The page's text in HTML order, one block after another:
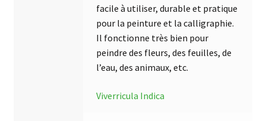
facile à utiliser, durable et pratique
pour la peinture et la calligraphie.
Il fonctionne très bien pour
peindre des fleurs, des feuilles, de
l’eau, des animaux, etc.
Viverricula Indica